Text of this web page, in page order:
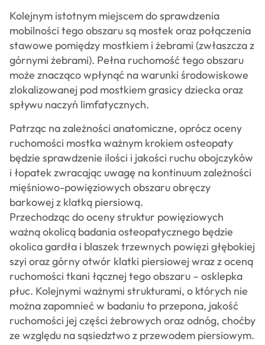
Kolejnym istotnym miejscem do sprawdzenia
mobilności tego obszaru są mostek oraz połączenia
stawowe pomiędzy mostkiem i żebrami (zwłaszcza z
górnymi żebrami). Pełna ruchomość tego obszaru
może znacząco wpłynąć na warunki środowiskowe
zlokalizowanej pod mostkiem grasicy dziecka oraz
spływu naczyń limfatycznych.
Patrząc na zależności anatomiczne, oprócz oceny
ruchomości mostka ważnym krokiem osteopaty
będzie sprawdzenie ilości i jakości ruchu obojczyków
i łopatek zwracając uwagę na kontinuum zależności
mięśniowo-powięziowych obszaru obręczy
barkowej z klatką piersiową.
Przechodząc do oceny struktur powięziowych
ważną okolicą badania osteopatycznego będzie
okolica gardła i blaszek trzewnych powięzi głębokiej
szyi oraz górny otwór klatki piersiowej wraz z oceną
ruchomości tkani łącznej tego obszaru – osklepka
płuc. Kolejnymi ważnymi strukturami, o których nie
można zapomnieć w badaniu to przepona, jakość
ruchomości jej części żebrowych oraz odnóg, choćby
ze względu na sąsiedztwo z przewodem piersiowym.